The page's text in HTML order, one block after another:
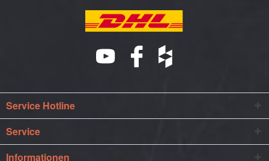
Service Hotline
Service
Informationen